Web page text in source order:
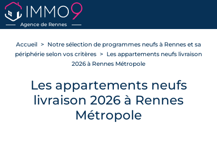
Agence de Rennes
Accueil
Notre sélection de programmes neufs à Rennes et sa
périphérie selon vos critères
Les appartements neufs livraison
2026 à Rennes Métropole
Les appartements neufs
livraison 2026 à Rennes
Métropole